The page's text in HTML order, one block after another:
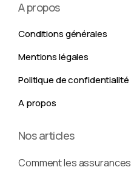
A propos
Conditions générales
Mentions légales
Politique de confidentialité
A propos
Nos articles
Comment les